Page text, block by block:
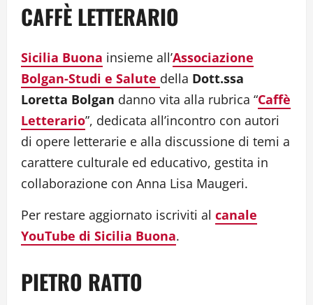
CAFFÈ LETTERARIO
Sicilia Buona insieme all’Associazione
Bolgan-Studi e Salute della Dott.ssa
Loretta Bolgan danno vita alla rubrica “Caffè
Letterario”, dedicata all’incontro con autori
di opere letterarie e alla discussione di temi a
carattere culturale ed educativo, gestita in
collaborazione con Anna Lisa Maugeri.
Per restare aggiornato iscriviti al canale
YouTube di Sicilia Buona.
PIETRO RATTO